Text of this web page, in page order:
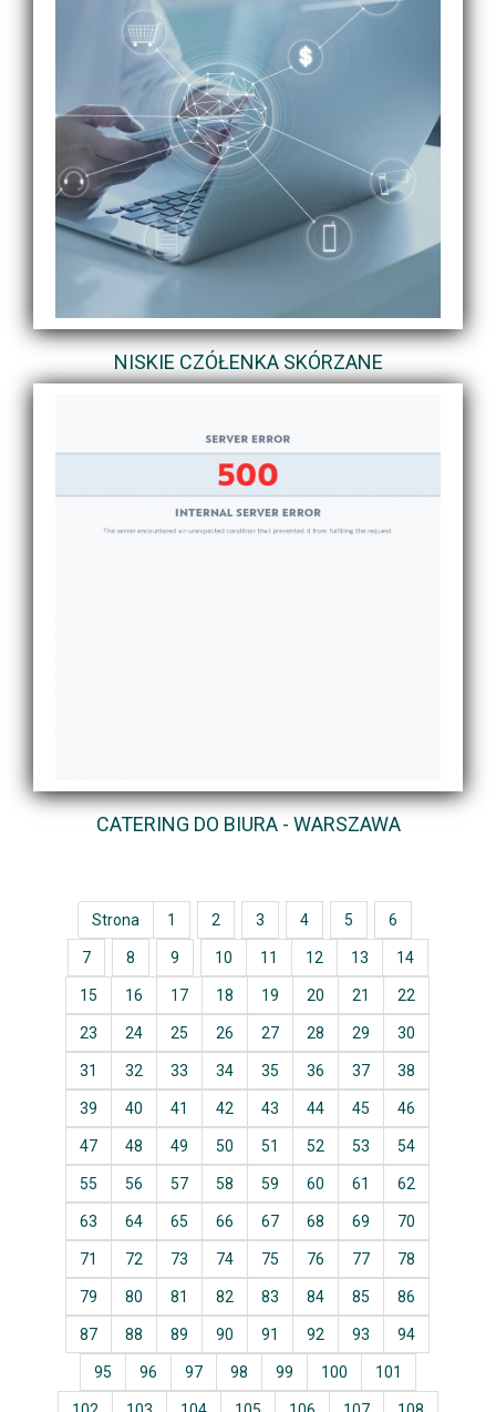
NISKIE CZÓŁENKA SKÓRZANE
CATERING DO BIURA - WARSZAWA
Strona 1 2 3 4 5 6
7 8 9 10 11 12 13 14
15 16 17 18 19 20 21 22
23 24 25 26 27 28 29 30
31 32 33 34 35 36 37 38
39 40 41 42 43 44 45 46
47 48 49 50 51 52 53 54
55 56 57 58 59 60 61 62
63 64 65 66 67 68 69 70
71 72 73 74 75 76 77 78
79 80 81 82 83 84 85 86
87 88 89 90 91 92 93 94
95 96 97 98 99 100 101